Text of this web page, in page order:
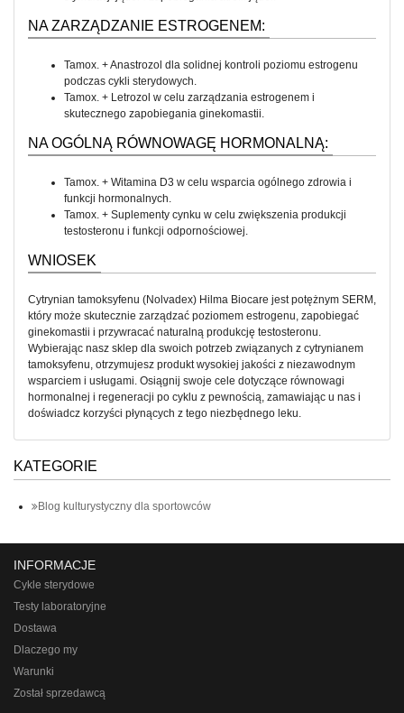
NA ZARZĄDZANIE ESTROGENEM:
Tamox. + Anastrozol dla solidnej kontroli poziomu estrogenu
podczas cykli sterydowych.
Tamox. + Letrozol w celu zarządzania estrogenem i
skutecznego zapobiegania ginekomastii.
NA OGÓLNĄ RÓWNOWAGĘ HORMONALNĄ:
Tamox. + Witamina D3 w celu wsparcia ogólnego zdrowia i
funkcji hormonalnych.
Tamox. + Suplementy cynku w celu zwiększenia produkcji
testosteronu i funkcji odpornościowej.
WNIOSEK
Cytrynian tamoksyfenu (Nolvadex) Hilma Biocare jest potężnym SERM,
który może skutecznie zarządzać poziomem estrogenu, zapobiegać
ginekomastii i przywracać naturalną produkcję testosteronu.
Wybierając nasz sklep dla swoich potrzeb związanych z cytrynianem
tamoksyfenu, otrzymujesz produkt wysokiej jakości z niezawodnym
wsparciem i usługami. Osiągnij swoje cele dotyczące równowagi
hormonalnej i regeneracji po cyklu z pewnością, zamawiając u nas i
doświadcz korzyści płynących z tego niezbędnego leku.
KATEGORIE
Blog kulturystyczny dla sportowców
INFORMACJE
Cykle sterydowe
Testy laboratoryjne
Dostawa
Dlaczego my
Warunki
Został sprzedawcą